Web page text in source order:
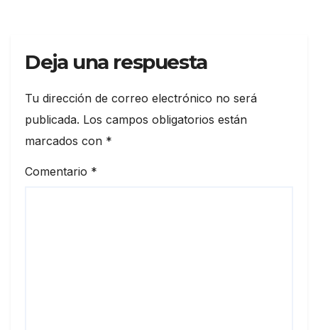
Deja una respuesta
Tu dirección de correo electrónico no será
publicada. Los campos obligatorios están
marcados con *
Comentario *